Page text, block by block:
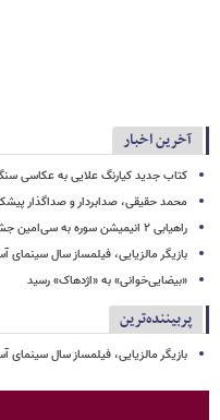
آخرین اخبار
کتاب جدید کیارنگ علایی به عکاسی
محمد حقیقی، صدابردار و صداگذار
راهیابی ۲ انیمیشن سوره به سی‌امین جشنواره فیلم رود آیلند
بازیگر مالزیایی، فیلمساز سال سینمای
«بیضایی‌خوانی» به «اژدهاک» رسید
پربیننده‌ترین
بازیگر مالزیایی، فیلمساز سال سینمای